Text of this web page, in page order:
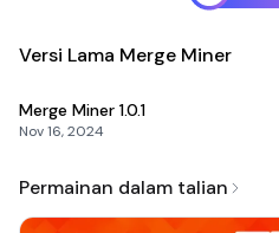
Versi Lama Merge Miner
Merge Miner 1.0.1
Nov 16, 2024
Permainan dalam talian